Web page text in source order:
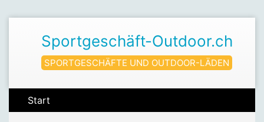
Sportgeschäft-Outdoor.ch
SPORTGESCHÄFTE UND OUTDOOR-LÄDEN
Start